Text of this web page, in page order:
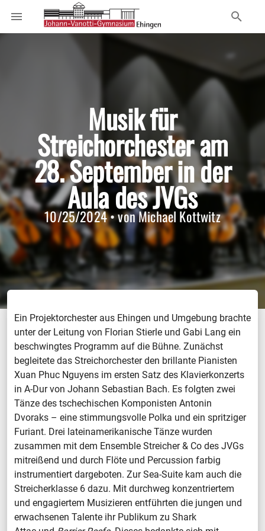
Musik für
Streichorchester am
28. September in der
Aula des JVGs
10/25/2024 • von Michael Kottwitz
Ein Projektorchester aus Ehingen und Umgebung brachte
unter der Leitung von Florian Stierle und Gabi Lang ein
beschwingtes Programm auf die Bühne. Zunächst
begleitete das Streichorchester den brillante Pianisten
Xuan Phuc Nguyens im ersten Satz des Klavierkonzerts
in A-Dur von Johann Sebastian Bach. Es folgten zwei
Tänze des tschechischen Komponisten Antonin
Dvoraks – eine stimmungsvolle Polka und ein spritziger
Furiant. Drei lateinamerikanische Tänze wurden
zusammen mit dem Ensemble Streicher & Co des JVGs
mitreißend und durch Flöte und Percussion farbig
instrumentiert dargeboten. Zur Sea-Suite kam auch die
Streicherklasse 6 dazu. Mit durchweg konzentriertem
und engagiertem Musizieren entführten die jungen und
erwachsenen Talente ihr Publikum zu Shark